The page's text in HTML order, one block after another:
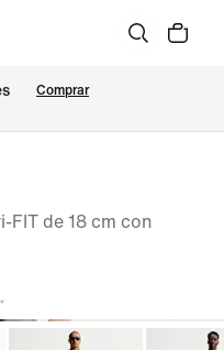
Comprar
FIT de 18 cm con